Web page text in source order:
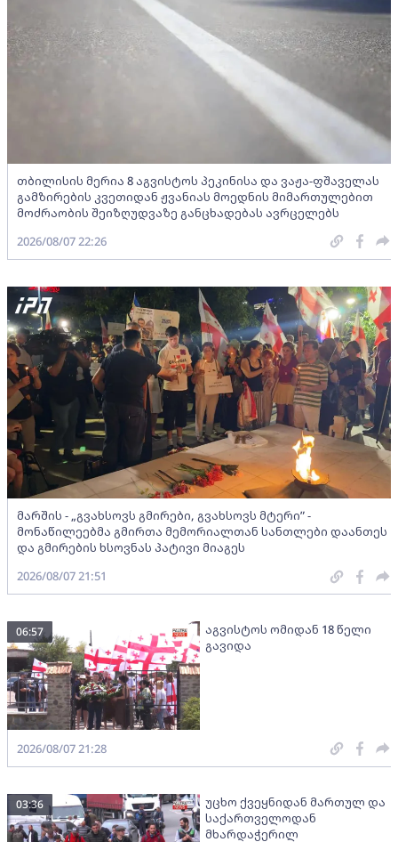
თბილისის მერია 8 აგვისტოს პეკინისა და ვაჟა-ფშაველას
გამზირების კვეთიდან ჟვანიას მოედნის მიმართულებით
მოძრაობის შეიზღუდვაზე განცხადებას ავრცელებს
2026/08/07 22:26
მარშის - „გვახსოვს გმირები, გვახსოვს მტერი” -
მონაწილეებმა გმირთა მემორიალთან სანთლები დაანთეს
და გმირების ხსოვნას პატივი მიაგეს
2026/08/07 21:51
აგვისტოს ომიდან 18 წელი
გავიდა
06:57
2026/08/07 21:28
უცხო ქვეყნიდან მართულ და
საქართველოდან
მხარდაჭერილ
03:36